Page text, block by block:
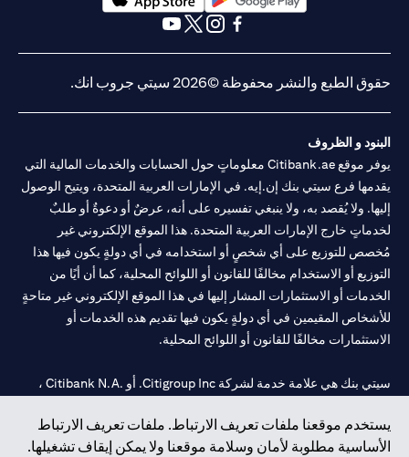
يستخدم موقعنا ملفات تعريف الارتباط. ملفات تعريف الارتباط
الأساسية مطلوبة لأمان وسلامة موقعنا ولا يمكن إيقاف تشغيلها.
opens in a new tab
opens in a new tab
حقوق الطبع والنشر محفوظة ©2026 سيتي جروب انك.
البنود و الظروف
يوفر موقع Citibank.ae معلوماتٍ حول الحسابات والخدمات المالية التي
يقدمها فرع سيتي بنك إن.إيه. في الإمارات العربية المتحدة، ويتيح الوصول
إليها. ولا يُقصد به، ولا ينبغي تفسيره على أنه، عرضٌ أو دعوةٌ أو طلبٌ
لخدماتٍ خارج الإمارات العربية المتحدة. هذا الموقع الإلكتروني غير
مُخصص للتوزيع على أي شخصٍ أو استخدامه في أي دولةٍ يكون فيها هذا
التوزيع أو الاستخدام مخالفًا للقانون أو اللوائح المحلية، كما أن أيًا من
الخدمات أو الاستثمارات المشار إليها في هذا الموقع الإلكتروني غير متاحةٍ
للأشخاص المقيمين في أي دولةٍ يكون فيها تقديم هذه الخدمات أو
الاستثمارات مخالفًا للقانون أو اللوائح المحلية.
سيتي بنك هي علامة خدمة لشركة Citigroup Inc. أو .Citibank N.A ،
سيتي بنك إن. إيه. الإمارات مسجل لدى مصرف الإمارات المركزي تحت